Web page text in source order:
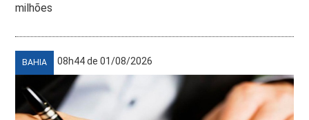
milhões
BAHIA 08h44 de 01/08/2026